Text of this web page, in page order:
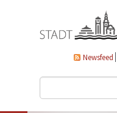
Newsfeed